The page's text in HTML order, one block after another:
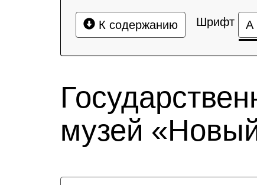
К содержанию Шрифт А
музей